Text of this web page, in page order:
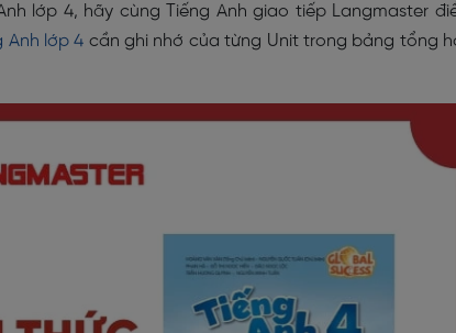
lớp 4, hãy cùng Tiếng Anh giao tiếp Langmaster
Anh lớp 4 cần ghi nhớ của từng Unit trong bảng tổng